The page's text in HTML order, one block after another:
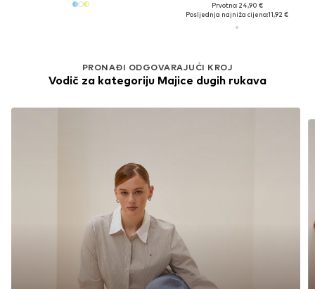
Prvotno: 24,90 €
Posljednja najniža cijena:11,92 €
PRONAĐI ODGOVARAJUĆI KROJ
Vodič za kategoriju Majice dugih rukava